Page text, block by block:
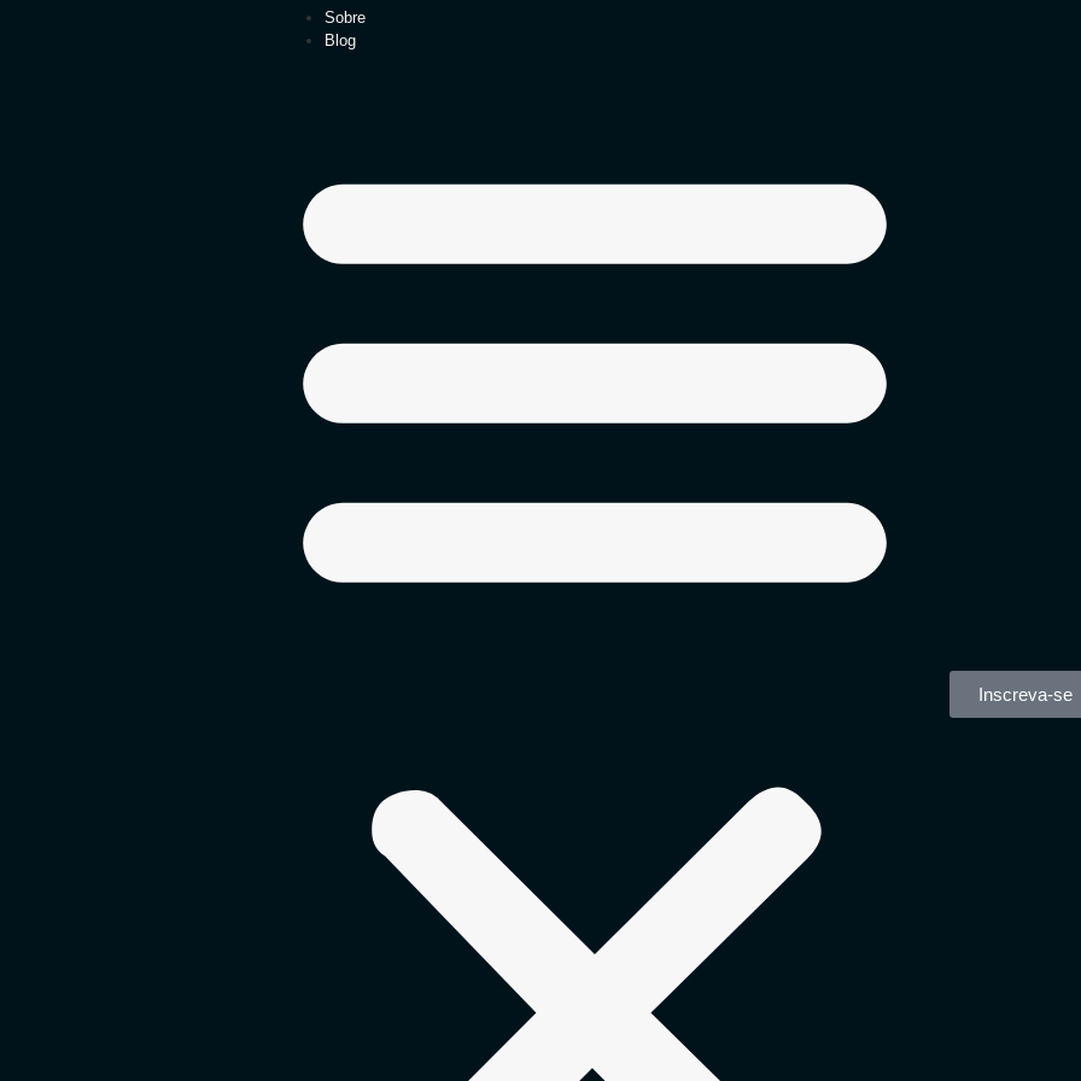
Sobre
Blog
Inscreva-se